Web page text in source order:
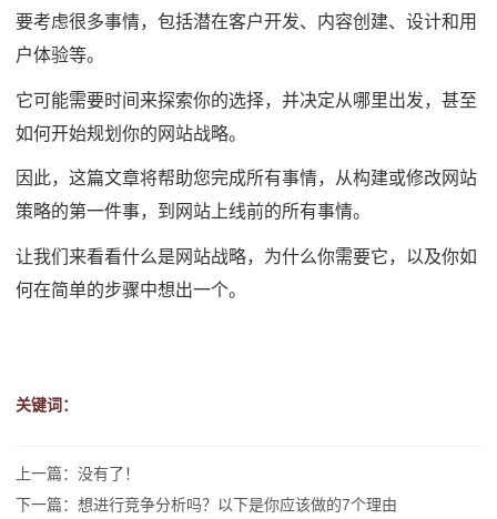
要考虑很多事情，包括潜在客户开发、内容创建、设计和用
户体验等。
它可能需要时间来探索你的选择，并决定从哪里出发，甚至
如何开始规划你的网站战略。
因此，这篇文章将帮助您完成所有事情，从构建或修改网站
策略的第一件事，到网站上线前的所有事情。
让我们来看看什么是网站战略，为什么你需要它，以及你如
何在简单的步骤中想出一个。
关键词：
上一篇：没有了！
下一篇： 想进行竞争分析吗？以下是你应该做的7个理由